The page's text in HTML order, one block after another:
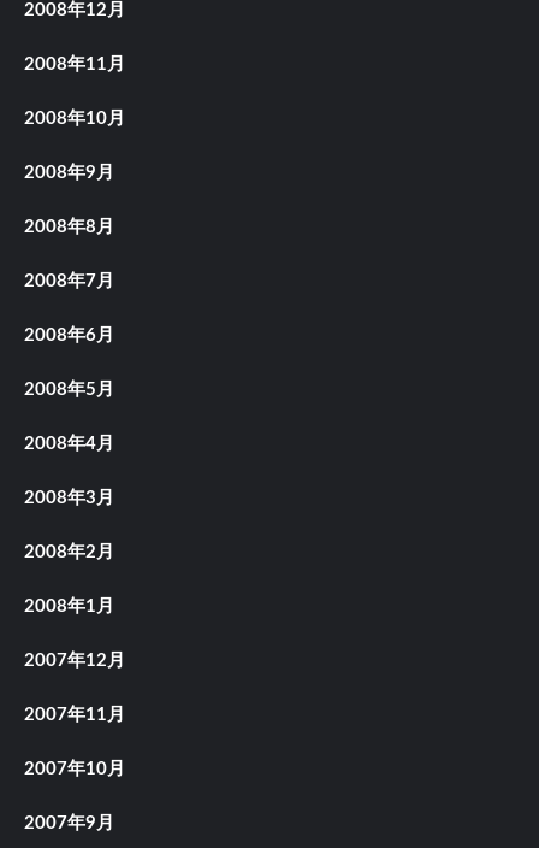
2008年12月
2008年11月
2008年10月
2008年9月
2008年8月
2008年7月
2008年6月
2008年5月
2008年4月
2008年3月
2008年2月
2008年1月
2007年12月
2007年11月
2007年10月
2007年9月